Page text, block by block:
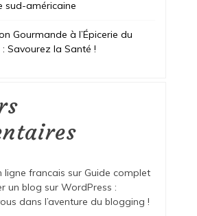
sud-américaine
Gourmande à l’Épicerie du
: Savourez la Santé !
ligne francais sur Guide complet
un blog sur WordPress :
dans l’aventure du blogging !